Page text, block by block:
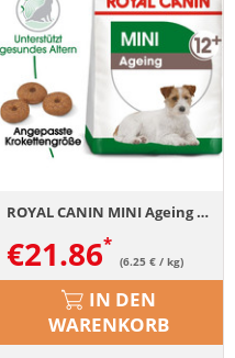
ROYAL CANIN MINI Ageing 12+ Trockenfutter für ausgewachsene Hunde, kleine Rassen 3,5 kg
€21.86 (6.25 € / kg)
IN DEN
WARENKORB